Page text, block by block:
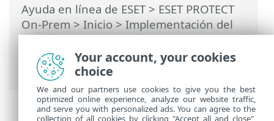
Ayuda en línea de ESET> ESET PROTECT
On-Prem>Inicio>Implementación del
agente ESET Management> Agregar
equipos mediante la sincronización con
Active Directory
Your account, your cookies
choice
We and our partners use cookies to give you the best
optimized online experience, analyze our website traffic,
and serve you with personalized ads. You can agree to the
collection of all cookies by clicking "Accept all and close",